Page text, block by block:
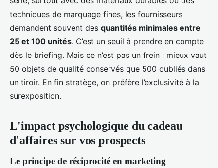
techniques de marquage fines, les fournisseurs
demandent souvent des quantités minimales entre
25 et 100 unités. C’est un seuil à prendre en compte
dès le briefing. Mais ce n’est pas un frein : mieux vaut
50 objets de qualité conservés que 500 oubliés dans
un tiroir. En fin stratège, on préfère l’exclusivité à la
surexposition.
L'impact psychologique du cadeau
d'affaires sur vos prospects
Le principe de réciprocité en marketing